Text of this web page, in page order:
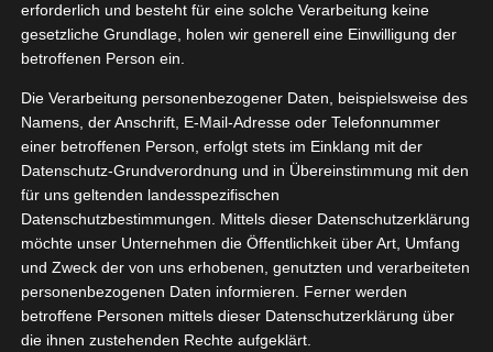
04, 2024
neuen
Kneipp
Haut
VIP Lifestyle
Pflege
Wellness
Die neuen Körperlotions von Kneipp
April 5, 2024 | Beauty,Gesundheit, Haut,Kneipp VIP ,Lifestyle,
Produktvorstellungen ,Vegan ,Wellness
erforderlich und besteht für eine solche Verarbeitung keine
gesetzliche Grundlage, holen wir generell eine Einwilligung der
betroffenen Person ein.
Die Verarbeitung personenbezogener Daten, beispielsweise des
Namens, der Anschrift, E-Mail-Adresse oder Telefonnummer
einer betroffenen Person, erfolgt stets im Einklang mit der
Datenschutz-Grundverordnung und in Übereinstimmung mit den
für uns geltenden landesspezifischen
Datenschutzbestimmungen. Mittels dieser Datenschutzerklärung
möchte unser Unternehmen die Öffentlichkeit über Art, Umfang
und Zweck der von uns erhobenen, genutzten und verarbeiteten
personenbezogenen Daten informieren. Ferner werden
betroffene Personen mittels dieser Datenschutzerklärung über
die ihnen zustehenden Rechte aufgeklärt.